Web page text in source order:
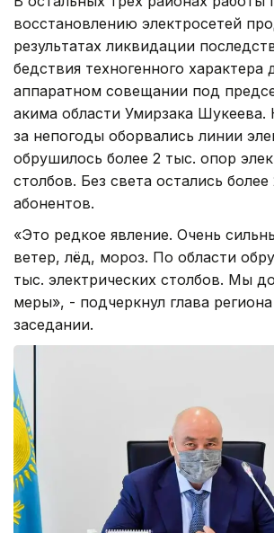
восстановлению электросетей
результатах ликвидации
бедствия техногенного
аппаратном совещании под
акима области Умирзака
за непогоды оборвались линии
обрушилось более 2 тыс. опор
столбов. Без света остались
абонентов.
«Это редкое явление. Очень
ветер, лёд, мороз. По области
тыс. электрических столбов. Мы
меры», - подчеркнул глава
заседании.